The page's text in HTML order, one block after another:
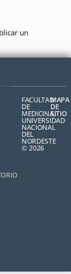
un
FACULTAD
DE
MEDICINA,
UNIVERSIDAD
NACIONAL
DEL
NORDESTE
© 2026
MAPA
DE
SITIO